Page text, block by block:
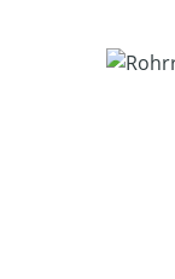
Bildergalerie